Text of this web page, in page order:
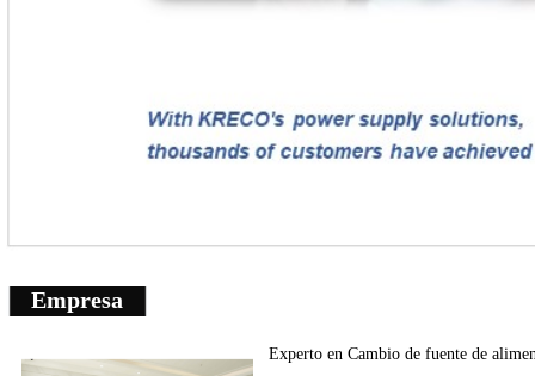
Empresa
Experto en Cambio de fuente de